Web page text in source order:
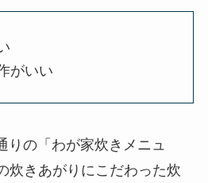
がいい
りの「わが家炊きメニュ
炊きあがりにこだわった炊